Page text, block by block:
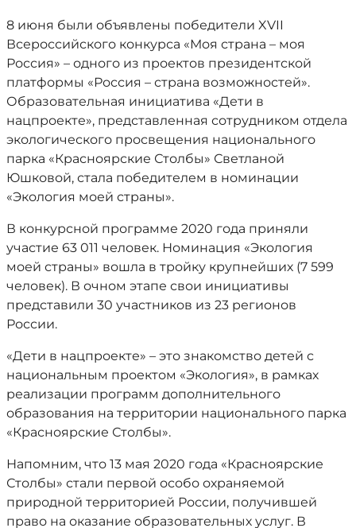
8 июня были объявлены победители XVII
Всероссийского конкурса «Моя страна – моя
Россия» – одного из проектов президентской
платформы «Россия – страна возможностей».
Образовательная инициатива «Дети в
нацпроекте», представленная сотрудником отдела
экологического просвещения национального
парка «Красноярские Столбы» Светланой
Юшковой, стала победителем в номинации
«Экология моей страны».
В конкурсной программе 2020 года приняли
участие 63 011 человек. Номинация «Экология
моей страны» вошла в тройку крупнейших (7 599
человек). В очном этапе свои инициативы
представили 30 участников из 23 регионов
России.
«Дети в нацпроекте» – это знакомство детей с
национальным проектом «Экология», в рамках
реализации программ дополнительного
образования на территории национального парка
«Красноярские Столбы».
Напомним, что 13 мая 2020 года «Красноярские
Столбы» стали первой особо охраняемой
природной территорией России, получившей
право на оказание образовательных услуг. В